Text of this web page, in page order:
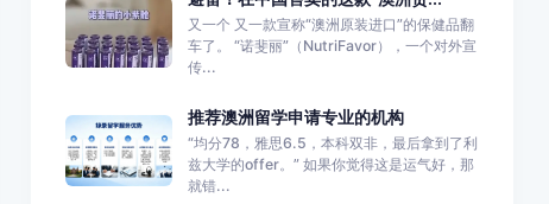
又一个 又一款宣称“澳洲原装进口”的保健品翻
车了。 “诺斐丽”（NutriFavor），一个对外宣
传...
推荐澳洲留学申请专业的机构
“均分78，雅思6.5，本科双非，最后拿到了利
兹大学的offer。” 如果你觉得这是运气好，那
就错...